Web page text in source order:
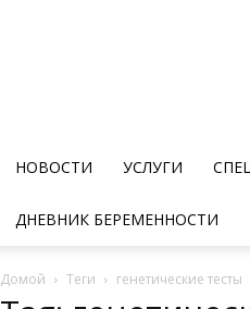
НОВОСТИ УСЛУГИ
ДНЕВНИК БЕРЕМЕННОСТИ
Домой Теги генетические тесты